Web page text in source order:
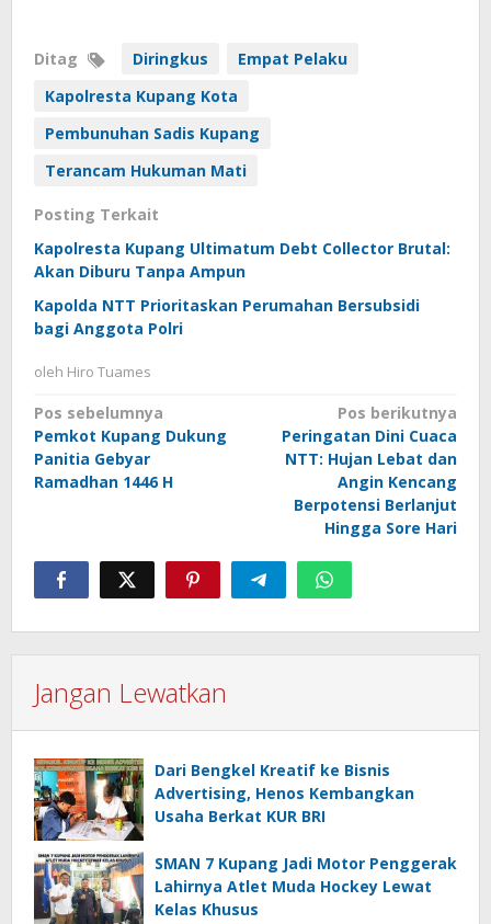
Ditag Diringkus
Empat Pelaku
Kapolresta Kupang Kota
Pembunuhan Sadis Kupang
Terancam Hukuman Mati
Posting Terkait
Kapolresta Kupang Ultimatum Debt Collector Brutal:
Akan Diburu Tanpa Ampun
Kapolda NTT Prioritaskan Perumahan Bersubsidi
bagi Anggota Polri
oleh Hiro Tuames
Navigasi
pos
Pos sebelumnya
Pemkot Kupang Dukung
Panitia Gebyar
Ramadhan 1446 H
Pos berikutnya
Peringatan Dini Cuaca
NTT: Hujan Lebat dan
Angin Kencang
Berpotensi Berlanjut
Hingga Sore Hari
Jangan Lewatkan
Dari Bengkel Kreatif ke Bisnis
Advertising, Henos Kembangkan
Usaha Berkat KUR BRI
SMAN 7 Kupang Jadi Motor Penggerak
Lahirnya Atlet Muda Hockey Lewat
Kelas Khusus